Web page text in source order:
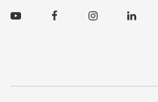
Youtube FacebookInstagramLinkedin